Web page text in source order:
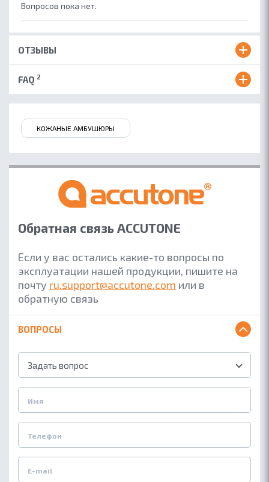
ОБ ACCUTONE
Вопросов пока нет.
ОТЗЫВЫ
FAQ 2
КОЖАНЫЕ АМБУШЮРЫ
Обратная связь ACCUTONE
Если у вас остались какие-то вопросы по
эксплуатации нашей продукции, пишите на
почту ru.support@accutone.com или в
обратную связь
ВОПРОСЫ
Задать вопрос